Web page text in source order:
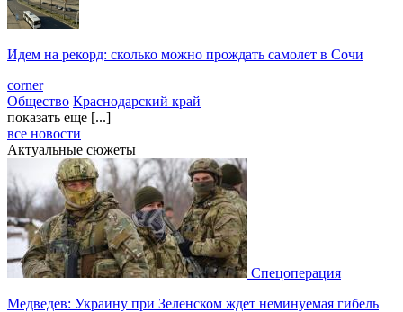
Идем на рекорд: сколько можно прождать самолет в Сочи
corner
Общество Краснодарский край
показать еще [...]
все новости
Актуальные сюжеты
Спецоперация
Медведев: Украину при Зеленском ждет неминуемая гибель